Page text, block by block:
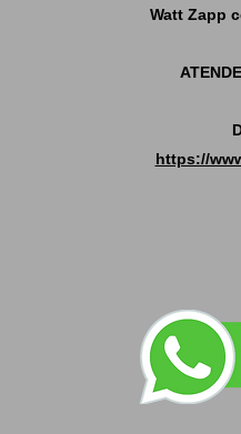
Watt Zapp
https://